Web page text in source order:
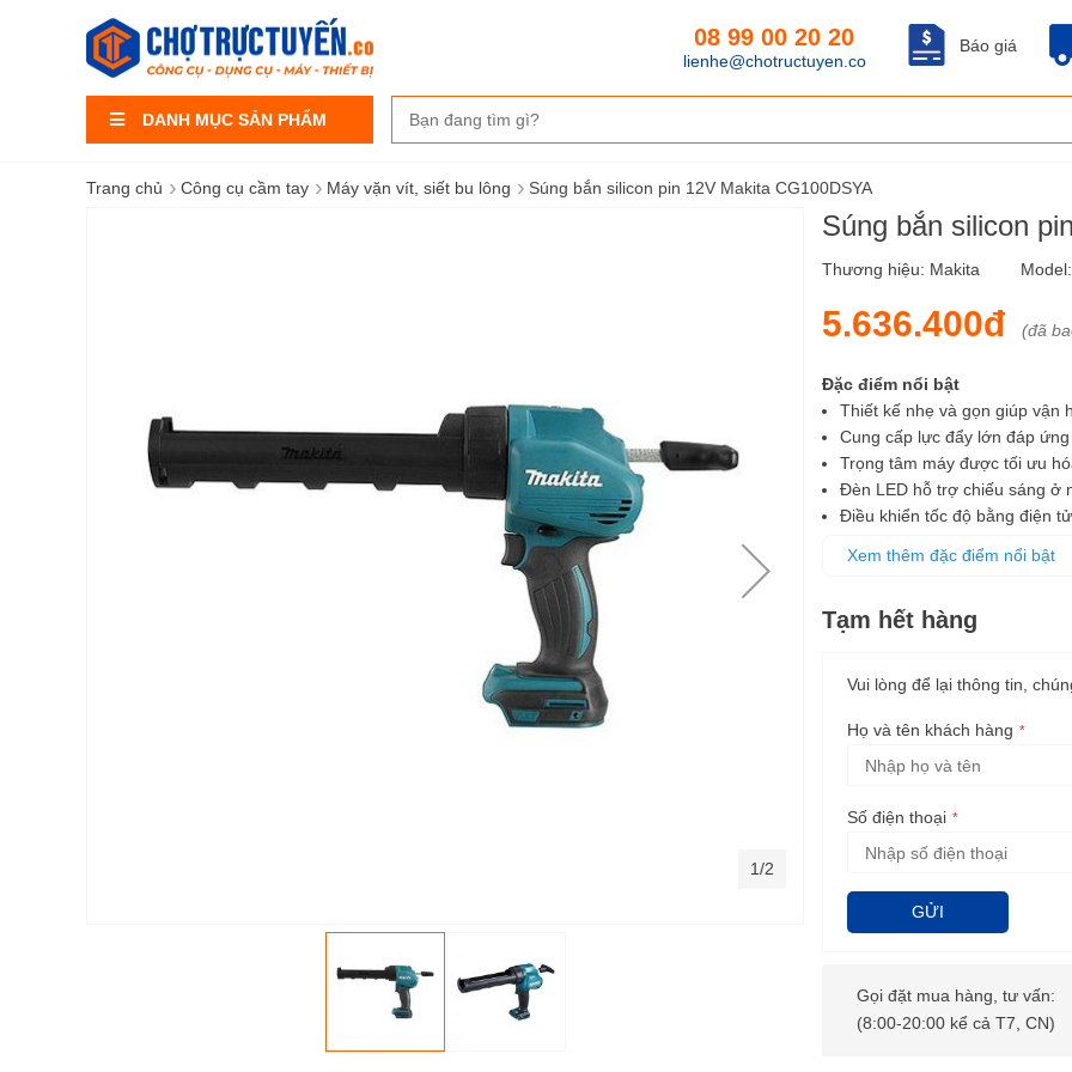
DANH MỤC SẢN PHẨM
Báo giá
08 99 00 20 20
lienhe@chotructuyen.co
Trang chủ › Công cụ cầm tay › Máy vặn vít, siết bu lông › Súng bắn silicon pin 12V Makita CG100DSYA
Súng bắn silicon
Thương hiệu: Makita Model:
5.636.400đ (đã
Đặc điểm nổi bật
Thiết kế nhẹ và gọn giúp vận
Cung cấp lực đẩy lớn đáp
Trọng tâm máy được tối ưu
Đèn LED hỗ trợ chiếu sáng ở
Điều khiển tốc độ bằng điện
Ống tay xoay 360° dễ dàng
Chức năng chống nhỏ giọt
Xem thêm đặc điểm nổi bật
Tạm hết hàng
Vui lòng để lại thông tin,
Họ và tên khách hàng
Số điện thoại
GỬI
Gọi đặt mua hàng, tư vấn:
(8:00-20:00 kể cả T7, CN)
1/2